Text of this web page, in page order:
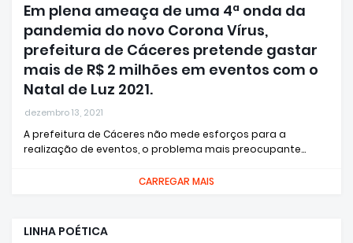
Em plena ameaça de uma 4ª onda da
pandemia do novo Corona Vírus,
prefeitura de Cáceres pretende gastar
mais de R$ 2 milhões em eventos com o
Natal de Luz 2021.
dezembro 13, 2021
A prefeitura de Cáceres não mede esforços para a
realização de eventos, o problema mais preocupante…
CARREGAR MAIS
LINHA POÉTICA